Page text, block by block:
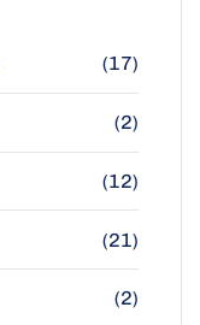
(17)
(2)
(12)
(21)
(2)